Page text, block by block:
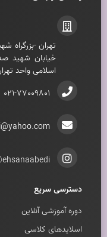
تهران -بزرگراه
خيابان شهيد
اسلامی واحد
021-77009801
ehsanaabedi@
دسترسی سریع
دوره آموزشی آنلاین
اسلایدهای کلاسی